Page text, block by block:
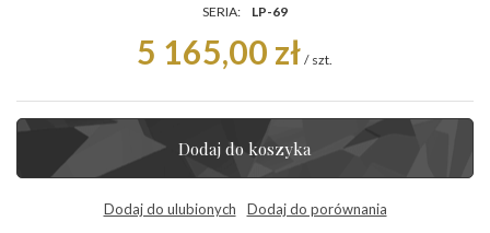
SERIA:
LP-69
5 165,00 zł / szt.
Dodaj do koszyka
Dodaj do ulubionych Dodaj do porównania